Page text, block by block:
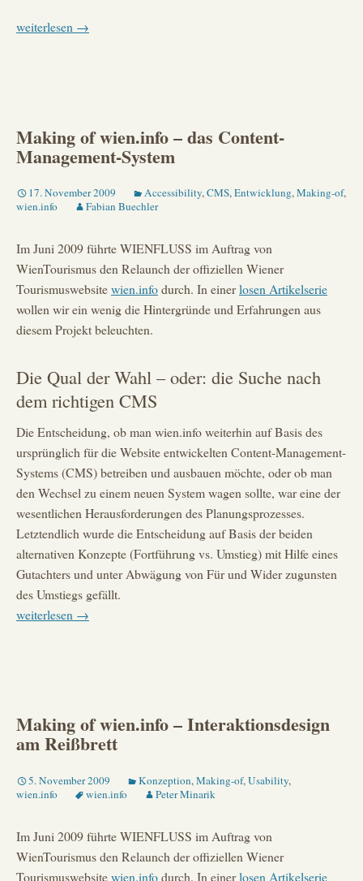
Making
Redakteure
weiterlesen →
Making of wien.info – das Content-
Management-System
17. November 2009 Accessibility,CMS,Entwicklung,Making-of,
wien.info
Fabian Buechler
Im Juni 2009 führte WIENFLUSS im Auftrag von
WienTourismus den Relaunch der offiziellen Wiener
Tourismuswebsitewien.infodurch. In einerlosen Artikelserie
wollen wir ein wenig die Hintergründe und Erfahrungen aus
diesem Projekt beleuchten.
Die Qual der Wahl – oder: die Suche nach
dem richtigen CMS
Die Entscheidung, ob man wien.info weiterhin auf Basis des
ursprünglich für die Website entwickelten Content-Management-
Systems (CMS) betreiben und ausbauen möchte, oder ob man
den Wechsel zu einem neuen System wagen sollte, war eine der
wesentlichen Herausforderungen des Planungsprozesses.
Letztendlich wurde die Entscheidung auf Basis der beiden
alternativen Konzepte (Fortführung vs. Umstieg) mit Hilfe eines
Gutachters und unter Abwägung von Für und Wider zugunsten
des Umstiegs gefällt.
Making
Content-
Management-
System
weiterlesen →
Making of wien.info – Interaktionsdesign
am Reißbrett
5. November 2009 Konzeption,Making-of,Usability,
wien.info
wien.info Peter Minarik
Im Juni 2009 führte WIENFLUSS im Auftrag von
WienTourismus den Relaunch der offiziellen Wiener
Tourismuswebsitewien.infodurch. In einerlosen Artikelserie